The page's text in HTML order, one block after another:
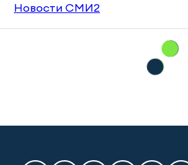
Новости СМИ2